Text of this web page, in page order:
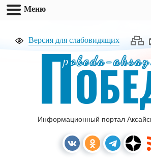
Версия для слабовидящих
pobeda-
П
Информационный портал
Меню